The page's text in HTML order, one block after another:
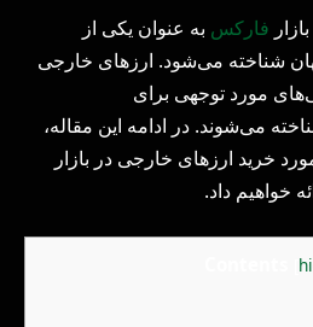
فارکس به عنوان یکی از
شناخته می‌شود. ارزهای خارجی
مورد توجهی برای
می‌شوند. در ادامه این مقاله،
خرید ارزهای خارجی در بازار
خواهیم داد.